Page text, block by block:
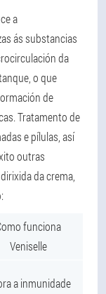
a
ás substancias
da
o que
de
Tratamento de
e pílulas, así
outras
da crema,
funciona
Veniselle
a inmunidade